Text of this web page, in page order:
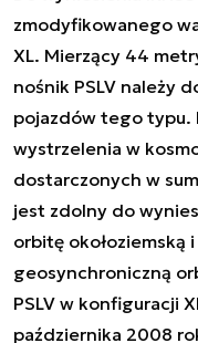
zmodyfikowanego
XL. Mierzący 44
nośnik PSLV należy
pojazdów tego typu.
wystrzelenia w
dostarczonych w
jest zdolny do
orbitę okołoziemską
geosynchroniczną
PSLV w konfiguracji
października 2008